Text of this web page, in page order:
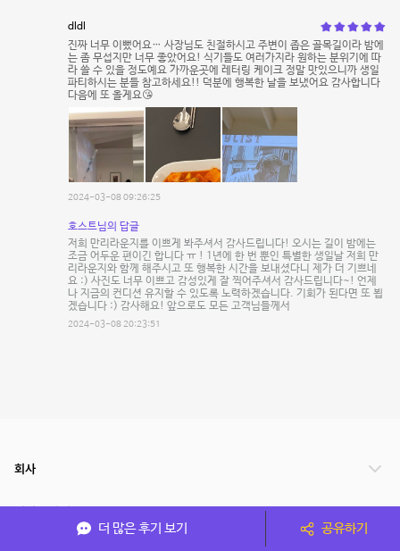
dldl
진짜 너무 이뻤어요… 사장님도 친절하시고 주변이 좁은 골목길이라 밤에
는 좀 무섭지만 너무 좋았어요! 식기들도 여러가지라 원하는 분위기에 따
라 쓸 수 있을 정도예요 가까운곳에 레터링 케이크 정말 맛있으니까 생일
파티하시는 분들 참고하세요!! 덕분에 행복한 날을 보냈어요 감사합니다
다음에 또 올게요😘
2024-03-08 09:26:25
호스트님의 답글
저희 만리라운지를 이쁘게 봐주셔서 감사드립니다! 오시는 길이 밤에는
조금 어두운 편이긴 합니다 ㅠ ! 1년에 한 번 뿐인 특별한 생일날 저희 만
리라운지와 함께 해주시고 또 행복한 시간을 보내셨다니 제가 더 기쁘네
요 :) 사진도 너무 이쁘고 감성있게 잘 찍어주셔서 감사드립니다~! 언제
나 지금의 컨디션 유지할 수 있도록 노력하겠습니다. 기회가 된다면 또 뵙
겠습니다 :) 감사해요! 앞으로도 모든 고객님들께서
2024-03-08 20:23:51
더 많은 후기 보기 공유하기
회사